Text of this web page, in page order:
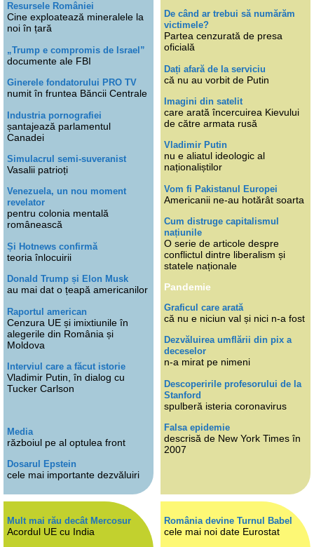
Resursele României
Cine exploatează mineralele la
noi în țară
„Trump e compromis de Israel”
documente ale FBI
Ginerele fondatorului PRO TV
numit în fruntea Băncii Centrale
Industria pornografiei
șantajează parlamentul
Canadei
Simulacrul semi-suveranist
Vasalii patrioți
Venezuela, un nou moment
revelator
pentru colonia mentală
românească
Și Hotnews confirmă
teoria înlocuirii
Donald Trump și Elon Musk
au mai dat o țeapă americanilor
Raportul american
Cenzura UE și imixtiunile în
alegerile din România și
Moldova
Interviul care a făcut istorie
Vladimir Putin, în dialog cu
Tucker Carlson
Media
războiul pe al optulea front
Dosarul Epstein
cele mai importante dezvăluiri
De când ar trebui să numărăm
victimele?
Partea cenzurată de presa
oficială
Dați afară de la serviciu
că nu au vorbit de Putin
Imagini din satelit
care arată încercuirea Kievului
de către armata rusă
Vladimir Putin
nu e aliatul ideologic al
naționaliștilor
Vom fi Pakistanul Europei
Americanii ne-au hotărât soarta
Cum distruge capitalismul
națiunile
O serie de articole despre
conflictul dintre liberalism și
statele naționale
Pandemie
Graficul care arată
că nu e niciun val și nici n-a fost
Dezvăluirea umflării din pix a
deceselor
n-a mirat pe nimeni
Descoperirile profesorului de la
Stanford
spulberă isteria coronavirus
Falsa epidemie
descrisă de New York Times în
2007
Mult mai rău decât Mercosur
Acordul UE cu India
România devine Turnul Babel
cele mai noi date Eurostat